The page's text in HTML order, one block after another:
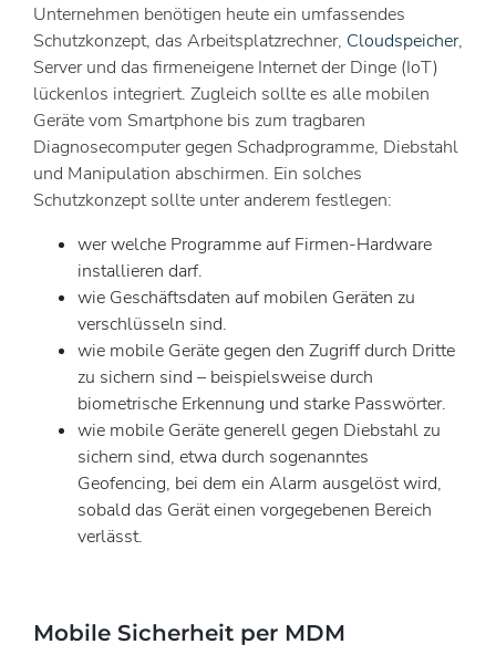
Unternehmen benötigen heute ein umfassendes
Schutzkonzept, das Arbeitsplatzrechner, Cloudspeicher,
Server und das firmeneigene Internet der Dinge (IoT)
lückenlos integriert. Zugleich sollte es alle mobilen
Geräte vom Smartphone bis zum tragbaren
Diagnosecomputer gegen Schadprogramme, Diebstahl
und Manipulation abschirmen. Ein solches
Schutzkonzept sollte unter anderem festlegen:
wer welche Programme auf Firmen-Hardware
installieren darf.
wie Geschäftsdaten auf mobilen Geräten zu
verschlüsseln sind.
wie mobile Geräte gegen den Zugriff durch Dritte
zu sichern sind – beispielsweise durch
biometrische Erkennung und starke Passwörter.
wie mobile Geräte generell gegen Diebstahl zu
sichern sind, etwa durch sogenanntes
Geofencing, bei dem ein Alarm ausgelöst wird,
sobald das Gerät einen vorgegebenen Bereich
verlässt.
Mobile Sicherheit per MDM